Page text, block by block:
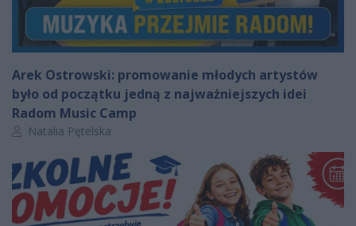
Arek Ostrowski: promowanie młodych artystów
było od początku jedną z najważniejszych idei
Radom Music Camp
Autor artykułu:
Natalia Pętelska